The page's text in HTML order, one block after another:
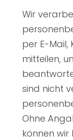
Wir
per E-
mitteilen,
sind nicht
Ohne
können wir